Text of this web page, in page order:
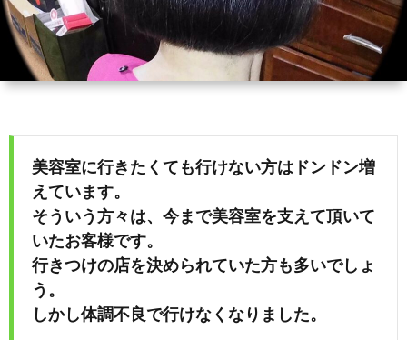
ル
エ
コ・
HAIR-
DO
施
設
美容室に行きたくても行けない方はドンドン増
えています。
そういう方々は、今まで美容室を支えて頂いて
いたお客様です。
行きつけの店を決められていた方も多いでしょ
う。
しかし体調不良で行けなくなりました。